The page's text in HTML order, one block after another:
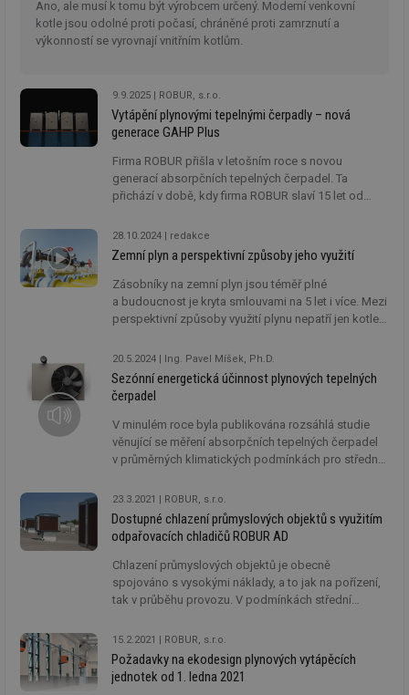
Ano, ale musí k tomu být výrobcem určený. Moderní venkovní
kotle jsou odolné proti počasí, chráněné proti zamrznutí a
výkonností se vyrovnají vnitřním kotlům.
9.9.2025 ROBUR, s.r.o.
Vytápění plynovými tepelnými čerpadly – nová
generace GAHP Plus
Firma ROBUR přišla v letošním roce s novou
generací absorpčních tepelných čerpadel. Ta
přichází v době, kdy firma ROBUR slaví 15 let od
českém trhu. Parametry nové generace spolu
s mnohaletou zkušeností představují potenciál
nejúčinnějšího způsobu využití plynu pro vytápění.
Níže jsou popsány parametry nové řady plynových
tepelných čerpadel včetně typických aplikací.
28.10.2024 redakce
Zemní plyn a perspektivní způsoby jeho využití
Zásobníky na zemní plyn jsou téměř plné
a budoucnost je kryta smlouvami na 5 let i více. Mezi
perspektivní způsoby využití plynu nepatří jen kotle,
čerpadla. Prosazují se i bez dotací.
20.5.2024 Ing. Pavel Míšek, Ph.D.
Sezónní energetická účinnost plynových tepelných
čerpadel
V minulém roce byla publikována rozsáhlá studie
věnující se měření absorpčních tepelných čerpadel
v průměrných klimatických podmínkách pro středně
mechaniky a strojnictví na Technické fakultě ČZU
a ve spolupráci s firmou ROBUR. Jde o jednu
z nejrozsáhlejších aplikačních studií, která se dané
technologii věnuje. Výsledky byly publikovány
v prestižním vědeckém časopise „Energy and
Buldings“. Práce poskytuje řadu odpovědí na otázky,
s kterými se setkáváme v běžné praxi. Právě tyto
23.3.2021 ROBUR, s.r.o.
Dostupné chlazení průmyslových objektů s využitím
odpařovacích chladičů ROBUR AD
Chlazení průmyslových objektů je obecně
spojováno s vysokými náklady, a to jak na pořízení,
tak v průběhu provozu. V podmínkách střední
s obdobím od května do srpna. Proto je výhodné
využívat taková řešení, která v tomto krátkém
časovém období dokáží zmírnit tepelnou zátěž na
pracovišti a zároveň nezatížit investora vysokou
15.2.2021 ROBUR, s.r.o.
Požadavky na ekodesign plynových vytápěcích
jednotek od 1. ledna 2021